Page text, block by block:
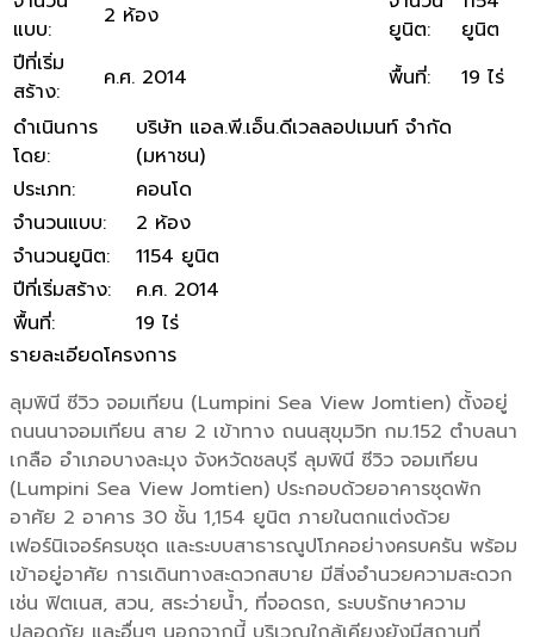
แบบ: 2 ห้อง
ยูนิต:
ยูนิต
ปีที่เริ่ม
สร้าง: ค.ศ. 2014 พื้นที่:
19 ไร่
ดำเนินการ
โดย:
บริษัท แอล.พี.เอ็น.ดีเวลลอปเมนท์ จำกัด
(มหาชน)
ประเภท:
คอนโด
จำนวนแบบ:
2 ห้อง
จำนวนยูนิต:
1154 ยูนิต
ปีที่เริ่มสร้าง:
ค.ศ. 2014
พื้นที่:
19 ไร่
รายละเอียดโครงการ
ลุมพินี ซีวิว จอมเทียน (Lumpini Sea View Jomtien) ตั้งอยู่
ถนนนาจอมเทียน สาย 2 เข้าทาง ถนนสุขุมวิท กม.152 ตำบลนา
เกลือ อำเภอบางละมุง จังหวัดชลบุรี ลุมพินี ซีวิว จอมเทียน
(Lumpini Sea View Jomtien) ประกอบด้วยอาคารชุดพัก
อาศัย 2 อาคาร 30 ชั้น 1,154 ยูนิต ภายในตกแต่งด้วย
เฟอร์นิเจอร์ครบชุด และระบบสาธารณูปโภคอย่างครบครัน พร้อม
เข้าอยู่อาศัย การเดินทางสะดวกสบาย มีสิ่งอำนวยความสะดวก
เช่น ฟิตเนส, สวน, สระว่ายน้ำ, ที่จอดรถ, ระบบรักษาความ